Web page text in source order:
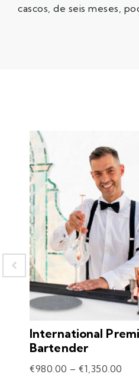
cascos, de seis meses,
International
Bartender
€980.00 – €1,350.00